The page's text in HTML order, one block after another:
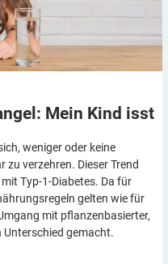
Mein Kind isst
weniger oder keine
verzehren. Dieser Trend
Typ-1-Diabetes. Da für
gelten wie für
mit pflanzenbasierter,
Unterschied gemacht.